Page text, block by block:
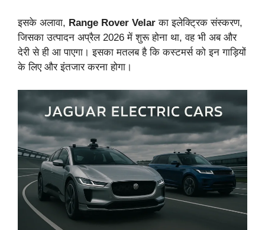
इसके अलावा, Range Rover Velar का इलेक्ट्रिक संस्करण,
जिसका उत्पादन अप्रैल 2026 में शुरू होना था, वह भी अब और
देरी से ही आ पाएगा। इसका मतलब है कि कस्टमर्स को इन गाड़ियों
के लिए और इंतजार करना होगा।